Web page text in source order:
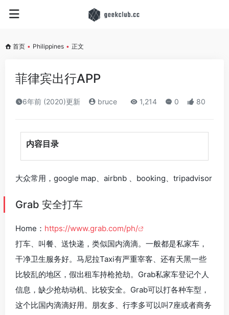
首页 • Philippines • 正文
菲律宾出行APP
6年前 (2020)更新 bruce 1,214 0 80
内容目录
大众常用，google map、airbnb 、booking、tripadvisor
Grab 安全打车
Home： https://www.grab.com/ph/
打车、叫餐、送快递，类似国内滴滴。一般都是私家车，
干净卫生服务好。马尼拉Taxi有严重宰客、还有天黑一些
比较乱的地区，假出租车持枪抢劫。Grab私家车登记个人
信息，缺少抢劫动机、比较安全。Grab可以打各种车型，
这个比国内滴滴好用。朋友多、行李多可以叫7座或者商务